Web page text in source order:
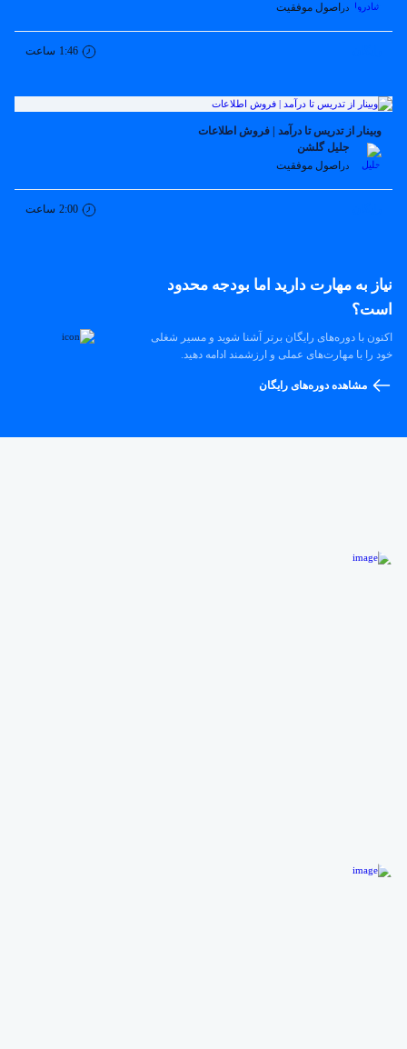
در اصول موفقیت
1:46 ساعت
وبینار از تدریس تا درآمد | فروش اطلاعات
جلیل گلشن
در اصول موفقیت
2:00 ساعت
نیاز به مهارت دارید اما بودجه محدود
است؟
اکنون با دوره‌های رایگان برتر آشنا شوید و مسیر شغلی
خود را با مهارت‌های عملی و ارزشمند ادامه دهید.
مشاهده دوره‌های رایگان